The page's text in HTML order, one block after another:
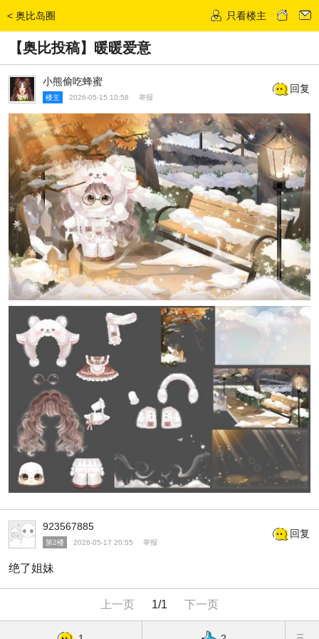
发话题
【奥比投稿】暖暖爱意
小熊偷吃蜂蜜
楼主 2026-05-15 10:58 举报
回复
923567885
第2楼 2026-05-17 20:55 举报
回复
绝了姐妹
上一页 1/1 下一页
< 奥比岛圈 只看楼主